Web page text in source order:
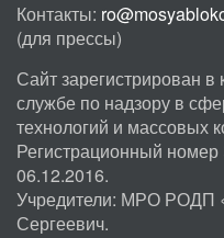
Контакты:
(для прессы)
Сайт зарегистрирован
службе по надзору в
технологий и массовых
Регистрационный
06.12.2016.
Учредители: МРО РОДП
Сергеевич.